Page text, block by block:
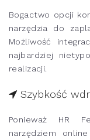
Bogactwo opcji
narzędzia do
Możliwość
najbardziej
realizacji.
Szybkość
Ponieważ HR
narzędziem